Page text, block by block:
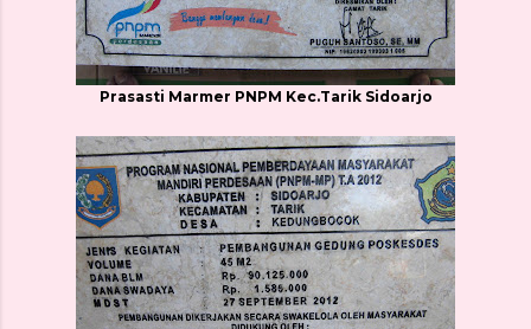
Prasasti Marmer PNPM Kec.Tarik Sidoarjo